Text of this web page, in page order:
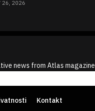
26, 2026
news from Atlas magazine
Kontakt